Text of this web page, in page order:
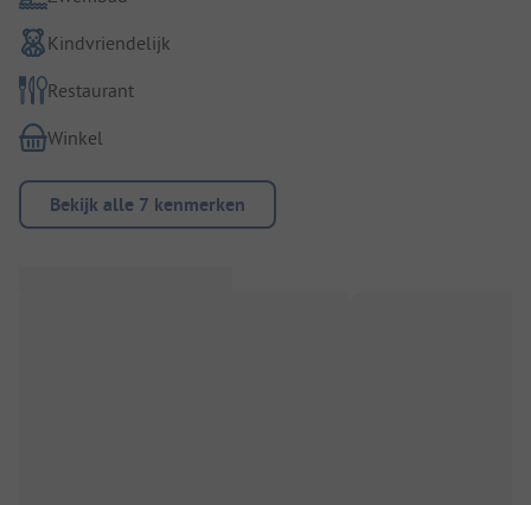
Kindvriendelijk
Restaurant
Winkel
Bekijk alle 7 kenmerken